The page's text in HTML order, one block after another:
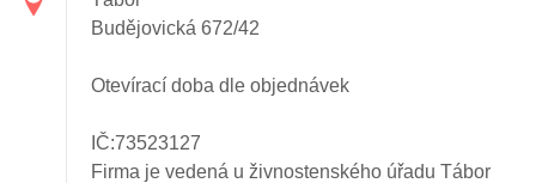
Budějovická 672/42
Otevírací doba dle objednávek
IČ:73523127
Firma je vedená u živnostenského úřadu Tábor